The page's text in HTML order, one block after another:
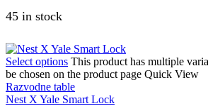
45 in stock
Select options This product has multiple
be chosen on the product page Quick View
Razvodne table
Nest X Yale Smart Lock